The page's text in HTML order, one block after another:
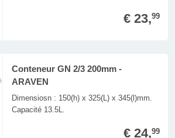
€ 23,99
Conteneur GN 2/3 200mm -
ARAVEN
Dimensiosn : 150(h) x 325(L) x 345(l)mm.
Capacité 13.5L.
€ 24,99